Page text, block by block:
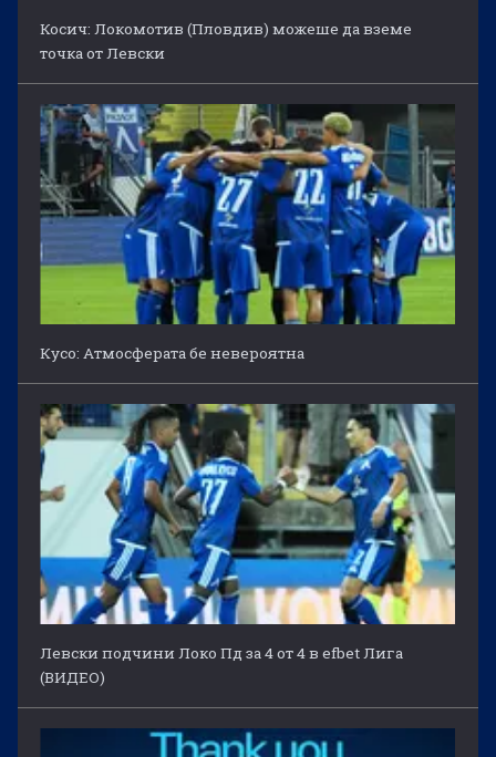
Косич: Локомотив (Пловдив) можеше да вземе
точка от Левски
Кусо: Атмосферата бе невероятна
Левски подчини Локо Пд за 4 от 4 в efbet Лига
(ВИДЕО)